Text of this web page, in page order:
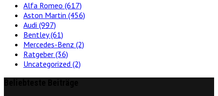
Alfa Romeo (617)
Aston Martin (456)
Audi (997)
Bentley(61)
Mercedes-Benz (2)
Ratgeber (36)
Uncategorized (2)